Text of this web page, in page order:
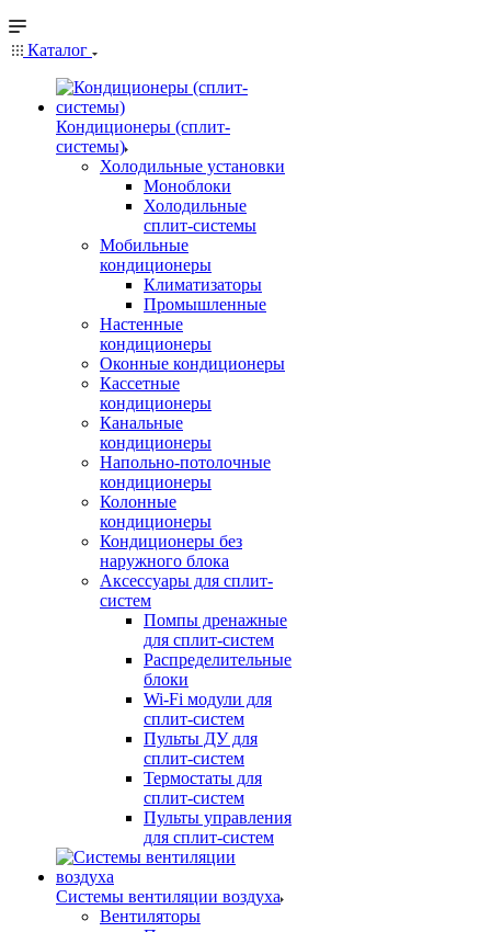
Каталог
Кондиционеры (сплит-
системы)
Холодильные установки
Моноблоки
Холодильные
сплит-системы
Мобильные
кондиционеры
Климатизаторы
Промышленные
Настенные
кондиционеры
Оконные кондиционеры
Кассетные
кондиционеры
Канальные
кондиционеры
Напольно-потолочные
кондиционеры
Колонные
кондиционеры
Кондиционеры без
наружного блока
Аксессуары для сплит-
систем
Помпы дренажные
для сплит-систем
Распределительные
блоки
Wi-Fi модули для
сплит-систем
Пульты ДУ для
сплит-систем
Термостаты для
сплит-систем
Пульты управления
для сплит-систем
Системы вентиляции воздуха
Вентиляторы